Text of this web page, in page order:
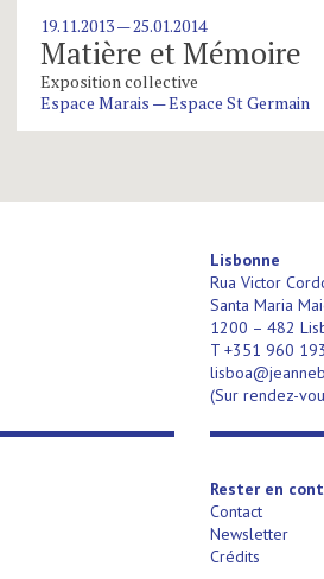
19.11.2013 — 25.01.2014
Matière et Mémoire
Exposition collective
Espace Marais — Espace St Germain
Lisbonne
Rua Victor
Santa Maria
1200 – 482
T +351 960
(Sur rendez-
Rester en
Contact
Newsletter
Crédits